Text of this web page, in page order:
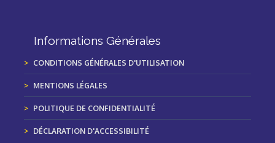
Informations Générales
CONDITIONS GÉNÉRALES D'UTILISATION
MENTIONS LÉGALES
POLITIQUE DE CONFIDENTIALITÉ
DÉCLARATION D'ACCESSIBILITÉ